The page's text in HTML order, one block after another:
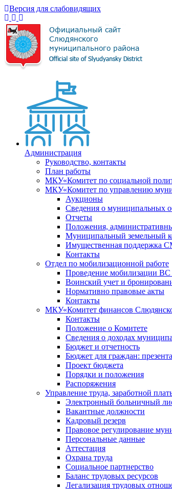
Версия для слабовидящих
Администрация
Руководство, контакты
План работы
МКУ«Комитет по социальной
МКУ«Комитет по управлению
Аукционы
Сведения о муниципальных
Отчеты
Положения,
Муниципальный земельный
Имущественная поддержка
Контакты
Отдел по мобилизационной работе
Проведение мобилизации
Воинский учет и
Нормативно правовые акты
Контакты
МКУ«Комитет финансов
Контакты
Положение о Комитете
Сведения о доходах
Бюджет и отчетность
Бюджет для граждан:
Проект бюджета
Порядки и положения
Распоряжения
Управление труда, заработной
Электронный больничный
Вакантные должности
Кадровый резерв
Правовое регулирование
Персональные данные
Аттестация
Охрана труда
Социальное партнерство
Баланс трудовых ресурсов
Легализация трудовых